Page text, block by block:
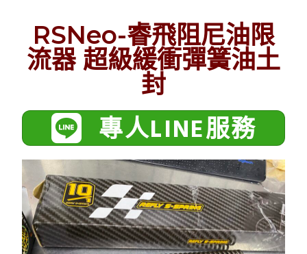
RSNeo-睿飛阻尼油限
流器 超級緩衝彈簧油土
封
專人LINE服務